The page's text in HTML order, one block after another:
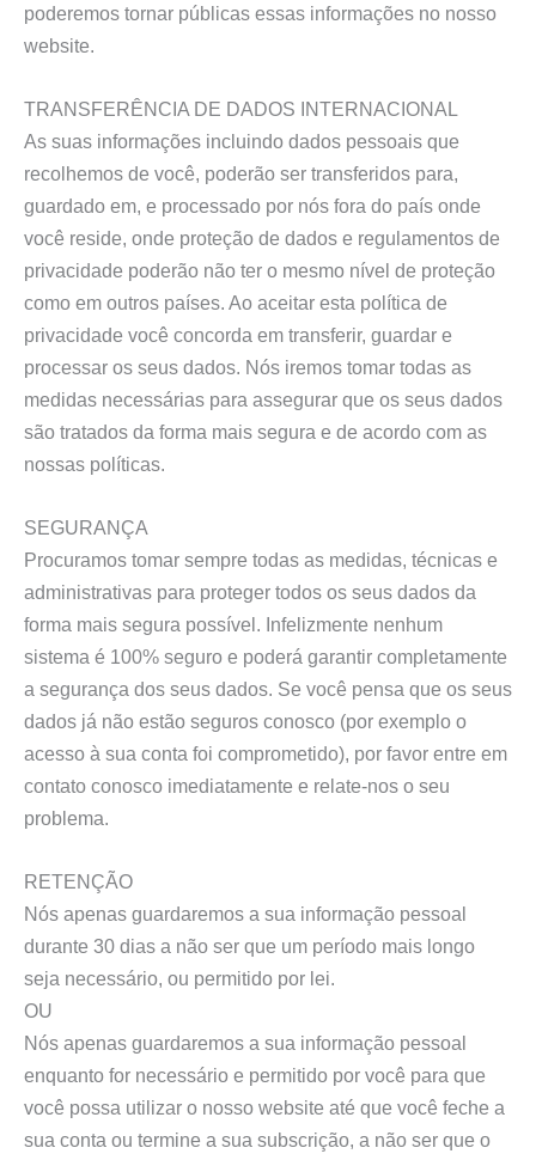
poderemos tornar públicas essas informações no nosso
website.
TRANSFERÊNCIA DE DADOS INTERNACIONAL
As suas informações incluindo dados pessoais que
recolhemos de você, poderão ser transferidos para,
guardado em, e processado por nós fora do país onde
você reside, onde proteção de dados e regulamentos de
privacidade poderão não ter o mesmo nível de proteção
como em outros países. Ao aceitar esta política de
privacidade você concorda em transferir, guardar e
processar os seus dados. Nós iremos tomar todas as
medidas necessárias para assegurar que os seus dados
são tratados da forma mais segura e de acordo com as
nossas políticas.
SEGURANÇA
Procuramos tomar sempre todas as medidas, técnicas e
administrativas para proteger todos os seus dados da
forma mais segura possível. Infelizmente nenhum
sistema é 100% seguro e poderá garantir completamente
a segurança dos seus dados. Se você pensa que os seus
dados já não estão seguros conosco (por exemplo o
acesso à sua conta foi comprometido), por favor entre em
contato conosco imediatamente e relate-nos o seu
problema.
RETENÇÃO
Nós apenas guardaremos a sua informação pessoal
durante 30 dias a não ser que um período mais longo
seja necessário, ou permitido por lei.
OU
Nós apenas guardaremos a sua informação pessoal
enquanto for necessário e permitido por você para que
você possa utilizar o nosso website até que você feche a
sua conta ou termine a sua subscrição, a não ser que o